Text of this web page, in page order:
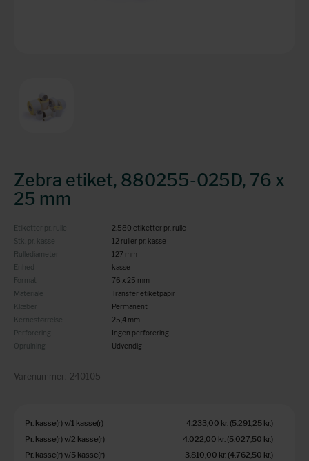
Zebra etiket, 880255-025D, 76 x
25 mm
Etiketter pr. rulle
2.580 etiketter pr. rulle
Stk. pr. kasse
12 ruller pr. kasse
Rullediameter
127 mm
Enhed
kasse
Format
76 x 25 mm
Materiale
Transfer etiketpapir
Klæber
Permanent
Kernestørrelse
25,4 mm
Perforering
Ingen perforering
Oprulning
Udvendig
Varenummer: 240105
Pr. kasse(r) v/1 kasse(r) 4.233,00 kr. (5.291,25 kr.)
Pr. kasse(r) v/2 kasse(r)
4.022,00 kr. (5.027,50 kr.)
Pr. kasse(r) v/5 kasse(r)
3.810,00 kr. (4.762,50 kr.)